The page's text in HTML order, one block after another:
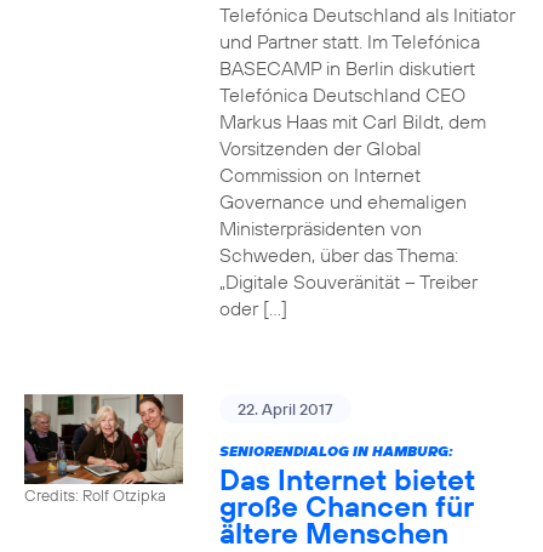
Telefónica Deutschland als Initiator
und Partner statt. Im Telefónica
BASECAMP in Berlin diskutiert
Telefónica Deutschland CEO
Markus Haas mit Carl Bildt, dem
Vorsitzenden der Global
Commission on Internet
Governance und ehemaligen
Ministerpräsidenten von
Schweden, über das Thema:
„Digitale Souveränität – Treiber
oder […]
Credits: Rolf Otzipka
22. April 2017
SENIORENDIALOG IN HAMBURG:
Das Internet bietet
große Chancen für
ältere Menschen